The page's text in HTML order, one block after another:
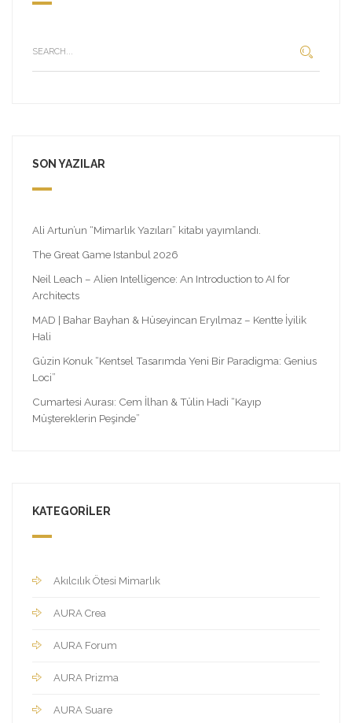
SON YAZILAR
Ali Artun’un “Mimarlık Yazıları” kitabı yayımlandı.
The Great Game Istanbul 2026
Neil Leach – Alien Intelligence: An Introduction to AI for
Architects
MAD | Bahar Bayhan & Hüseyincan Eryılmaz – Kentte İyilik
Hali
Güzin Konuk “Kentsel Tasarımda Yeni Bir Paradigma: Genius
Loci”
Cumartesi Aurası: Cem İlhan & Tülin Hadi “Kayıp
Müştereklerin Peşinde”
KATEGORILER
Akılcılık Ötesi Mimarlık
AURA Crea
AURA Forum
AURA Prizma
AURA Suare